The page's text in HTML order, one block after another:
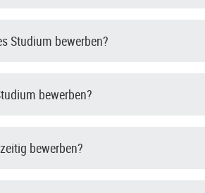
Studium bewerben?
bewerben?
bewerben?